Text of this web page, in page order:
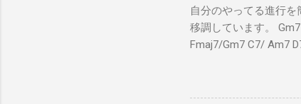
自分のやってる進行
移調しています。
Fmaj7/Gm7 C7/ Am7
C7 Fmaj7 黒いス
のも一緒さ Gm7